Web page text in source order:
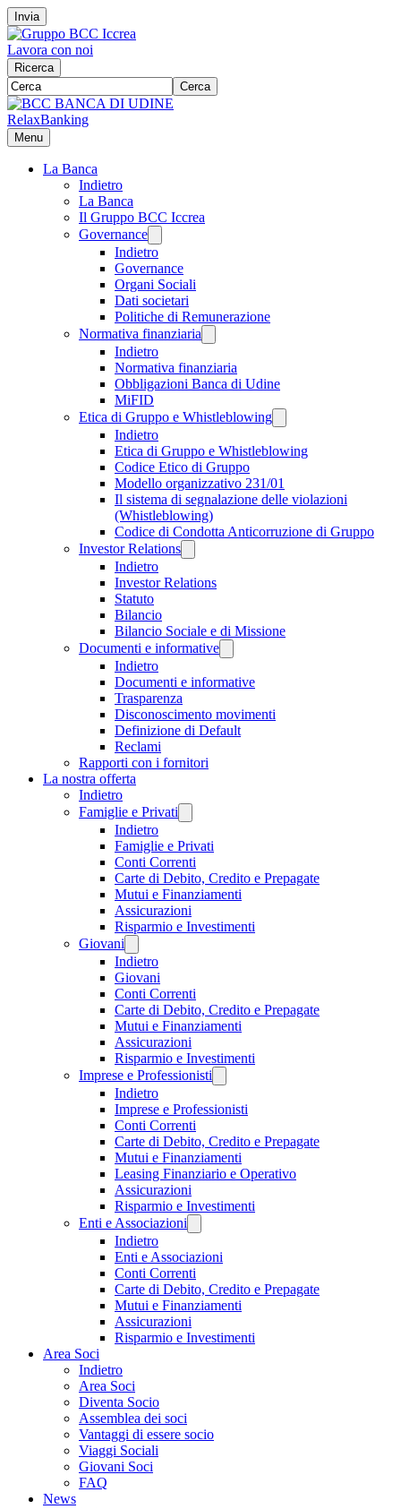
Invia
Lavora con noi
Ricerca
Cerca
RelaxBanking
Menu
La Banca
Indietro
La Banca
Il Gruppo BCC Iccrea
Governance
Indietro
Governance
Organi Sociali
Dati societari
Politiche di Remunerazione
Normativa finanziaria
Indietro
Normativa finanziaria
Obbligazioni Banca di Udine
MiFID
Etica di Gruppo e Whistleblowing
Indietro
Etica di Gruppo e Whistleblowing
Codice Etico di Gruppo
Modello organizzativo 231/01
Il sistema di segnalazione delle violazioni
(Whistleblowing)
Codice di Condotta Anticorruzione di Gruppo
Investor Relations
Indietro
Investor Relations
Statuto
Bilancio
Bilancio Sociale e di Missione
Documenti e informative
Indietro
Documenti e informative
Trasparenza
Disconoscimento movimenti
Definizione di Default
Reclami
Rapporti con i fornitori
La nostra offerta
Indietro
Famiglie e Privati
Indietro
Famiglie e Privati
Conti Correnti
Carte di Debito, Credito e Prepagate
Mutui e Finanziamenti
Assicurazioni
Risparmio e Investimenti
Giovani
Indietro
Giovani
Conti Correnti
Carte di Debito, Credito e Prepagate
Mutui e Finanziamenti
Assicurazioni
Risparmio e Investimenti
Imprese e Professionisti
Indietro
Imprese e Professionisti
Conti Correnti
Carte di Debito, Credito e Prepagate
Mutui e Finanziamenti
Leasing Finanziario e Operativo
Assicurazioni
Risparmio e Investimenti
Enti e Associazioni
Indietro
Enti e Associazioni
Conti Correnti
Carte di Debito, Credito e Prepagate
Mutui e Finanziamenti
Assicurazioni
Risparmio e Investimenti
Area Soci
Indietro
Area Soci
Diventa Socio
Assemblea dei soci
Vantaggi di essere socio
Viaggi Sociali
Giovani Soci
FAQ
News